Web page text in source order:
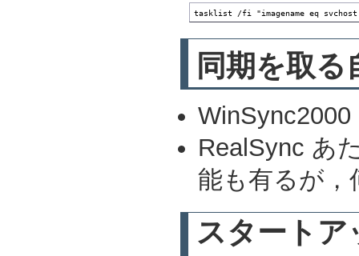
tasklist /fi "imagename eq
同期を取
WinSync2000
RealSync あ
能も有るが，
スタート